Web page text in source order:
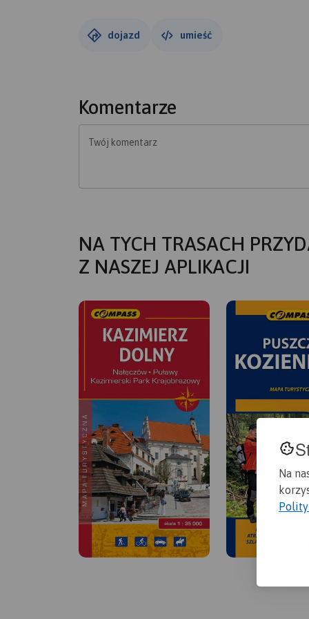
Na
dojazd umieść
Komentarze
Twój komentarz
NA TYCH TRASACH
Z NASZEJ APLIKACJI